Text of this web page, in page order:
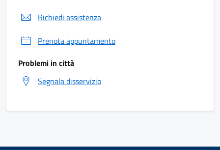
Richiedi assistenza
Prenota appuntamento
Problemi in città
Segnala disservizio